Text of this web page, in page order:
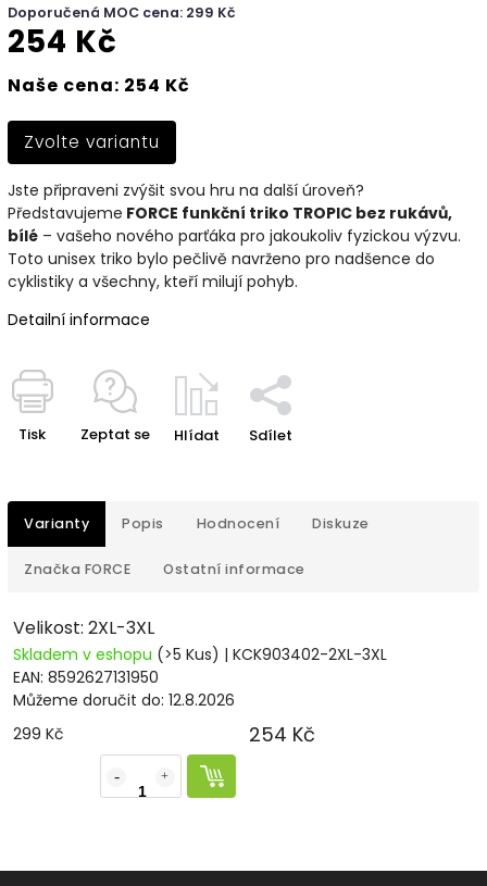
Doporučená MOC cena: 299 Kč
254 Kč
Naše cena: 254 Kč
Zvolte variantu
Jste připraveni zvýšit svou hru na další úroveň?
Představujeme FORCE funkční triko TROPIC bez rukávů,
bílé – vašeho nového parťáka pro jakoukoliv fyzickou výzvu.
Toto unisex triko bylo pečlivě navrženo pro nadšence do
cyklistiky a všechny, kteří milují pohyb.
Detailní informace
Tisk Zeptat se Hlídat Sdílet
Varianty Popis Hodnocení Diskuze
Značka FORCE Ostatní informace
Velikost: 2XL-3XL
Skladem v eshopu (>5 Kus) | KCK903402-2XL-3XL
EAN: 8592627131950
Můžeme doručit do: 12.8.2026
299 Kč
254 Kč